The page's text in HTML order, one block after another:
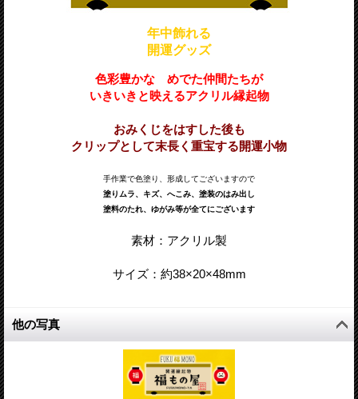
年中飾れる
開運グッズ
色彩豊かな めでた仲間たちが
いきいきと映えるアクリル縁起物
おみくじをはすした後も
クリップとして末長く重宝する開運小物
手作業で色塗り、形成してございますので
塗りムラ、キズ、へこみ、塗装のはみ出し
塗料のたれ、ゆがみ等が全てにございます
素材：アクリル製
サイズ：約38×20×48mm
他の写真